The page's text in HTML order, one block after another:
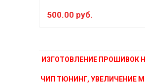
500.00 руб.
ИЗГОТОВЛЕНИЕ ПРОШИВОК
ЧИП ТЮНИНГ, УВЕЛИЧЕНИЕ